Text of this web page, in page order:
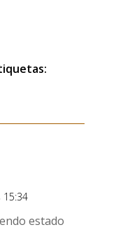
15:34
estado